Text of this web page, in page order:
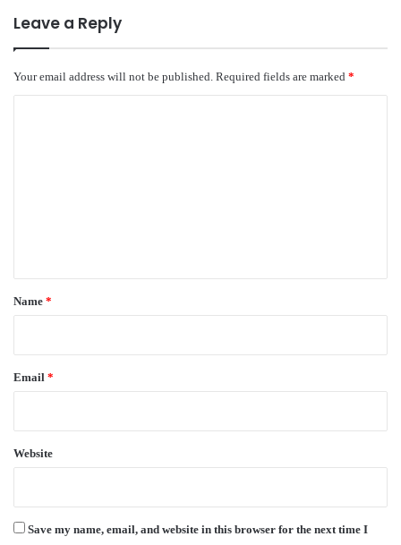
Leave a Reply
Your email address will not be published. Required fields are marked *
*
Name *
Email *
Website
Save my name, email, and website in this browser for the next time I